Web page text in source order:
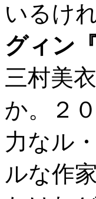
いるけ
グィン
三村美
か。２
力なル
ルな作